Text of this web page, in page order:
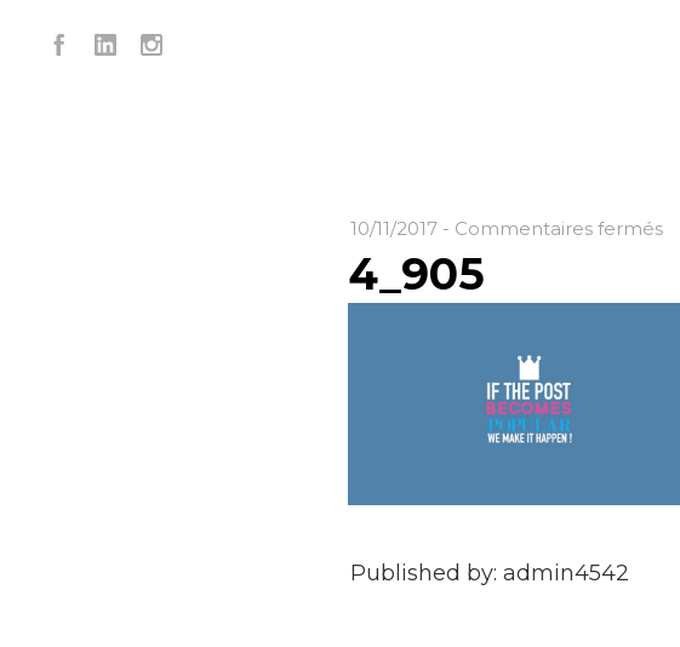
10/11/2017 - Commentaires ferméssur
4_905
Published by: admin4542